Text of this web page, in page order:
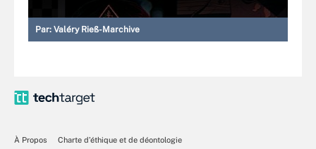
Par: Valéry Rieß-Marchive
À Propos
Charte d’éthique et de déontologie